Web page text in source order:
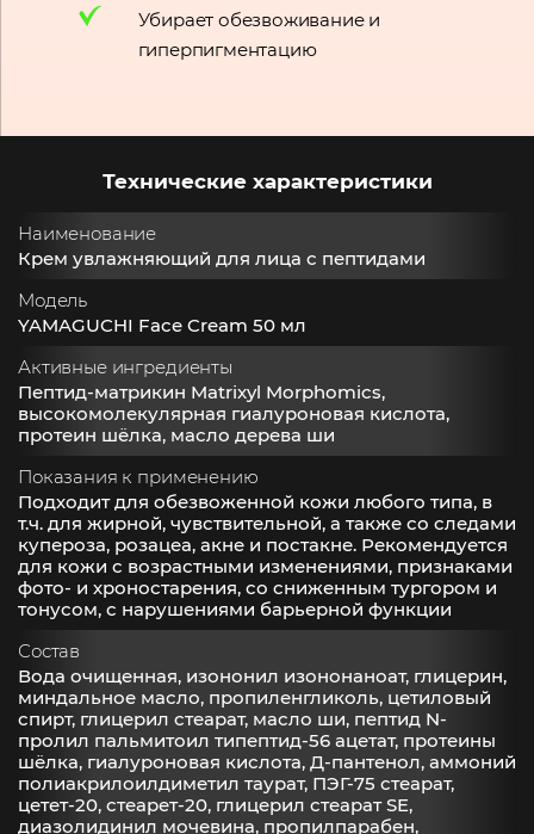
Убирает обезвоживание и
гиперпигментацию
Технические характеристики
Наименование
Крем увлажняющий для лица с пептидами
Модель
YAMAGUCHI Face Cream 50 мл
Активные ингредиенты
Пептид-матрикин Matrixyl Morphomics,
высокомолекулярная гиалуроновая кислота,
протеин шёлка, масло дерева ши
Показания к применению
Подходит для обезвоженной кожи любого типа, в
т.ч. для жирной, чувствительной, а также со следами
купероза, розацеа, акне и постакне. Рекомендуется
для кожи с возрастными изменениями, признаками
фото- и хроностарения, со сниженным тургором и
тонусом, с нарушениями барьерной функции
Состав
Вода очищенная, изононил изононаноат, глицерин,
миндальное масло, пропиленгликоль, цетиловый
спирт, глицерил стеарат, масло ши, пептид N-
пролил пальмитоил типептид-56 ацетат, протеины
шёлка, гиалуроновая кислота, Д-пантенол, аммоний
полиакрилоилдиметил таурат, ПЭГ-75 стеарат,
цетет-20, стеарет-20, глицерил стеарат SE,
диазолидинил мочевина, пропилпарабен,